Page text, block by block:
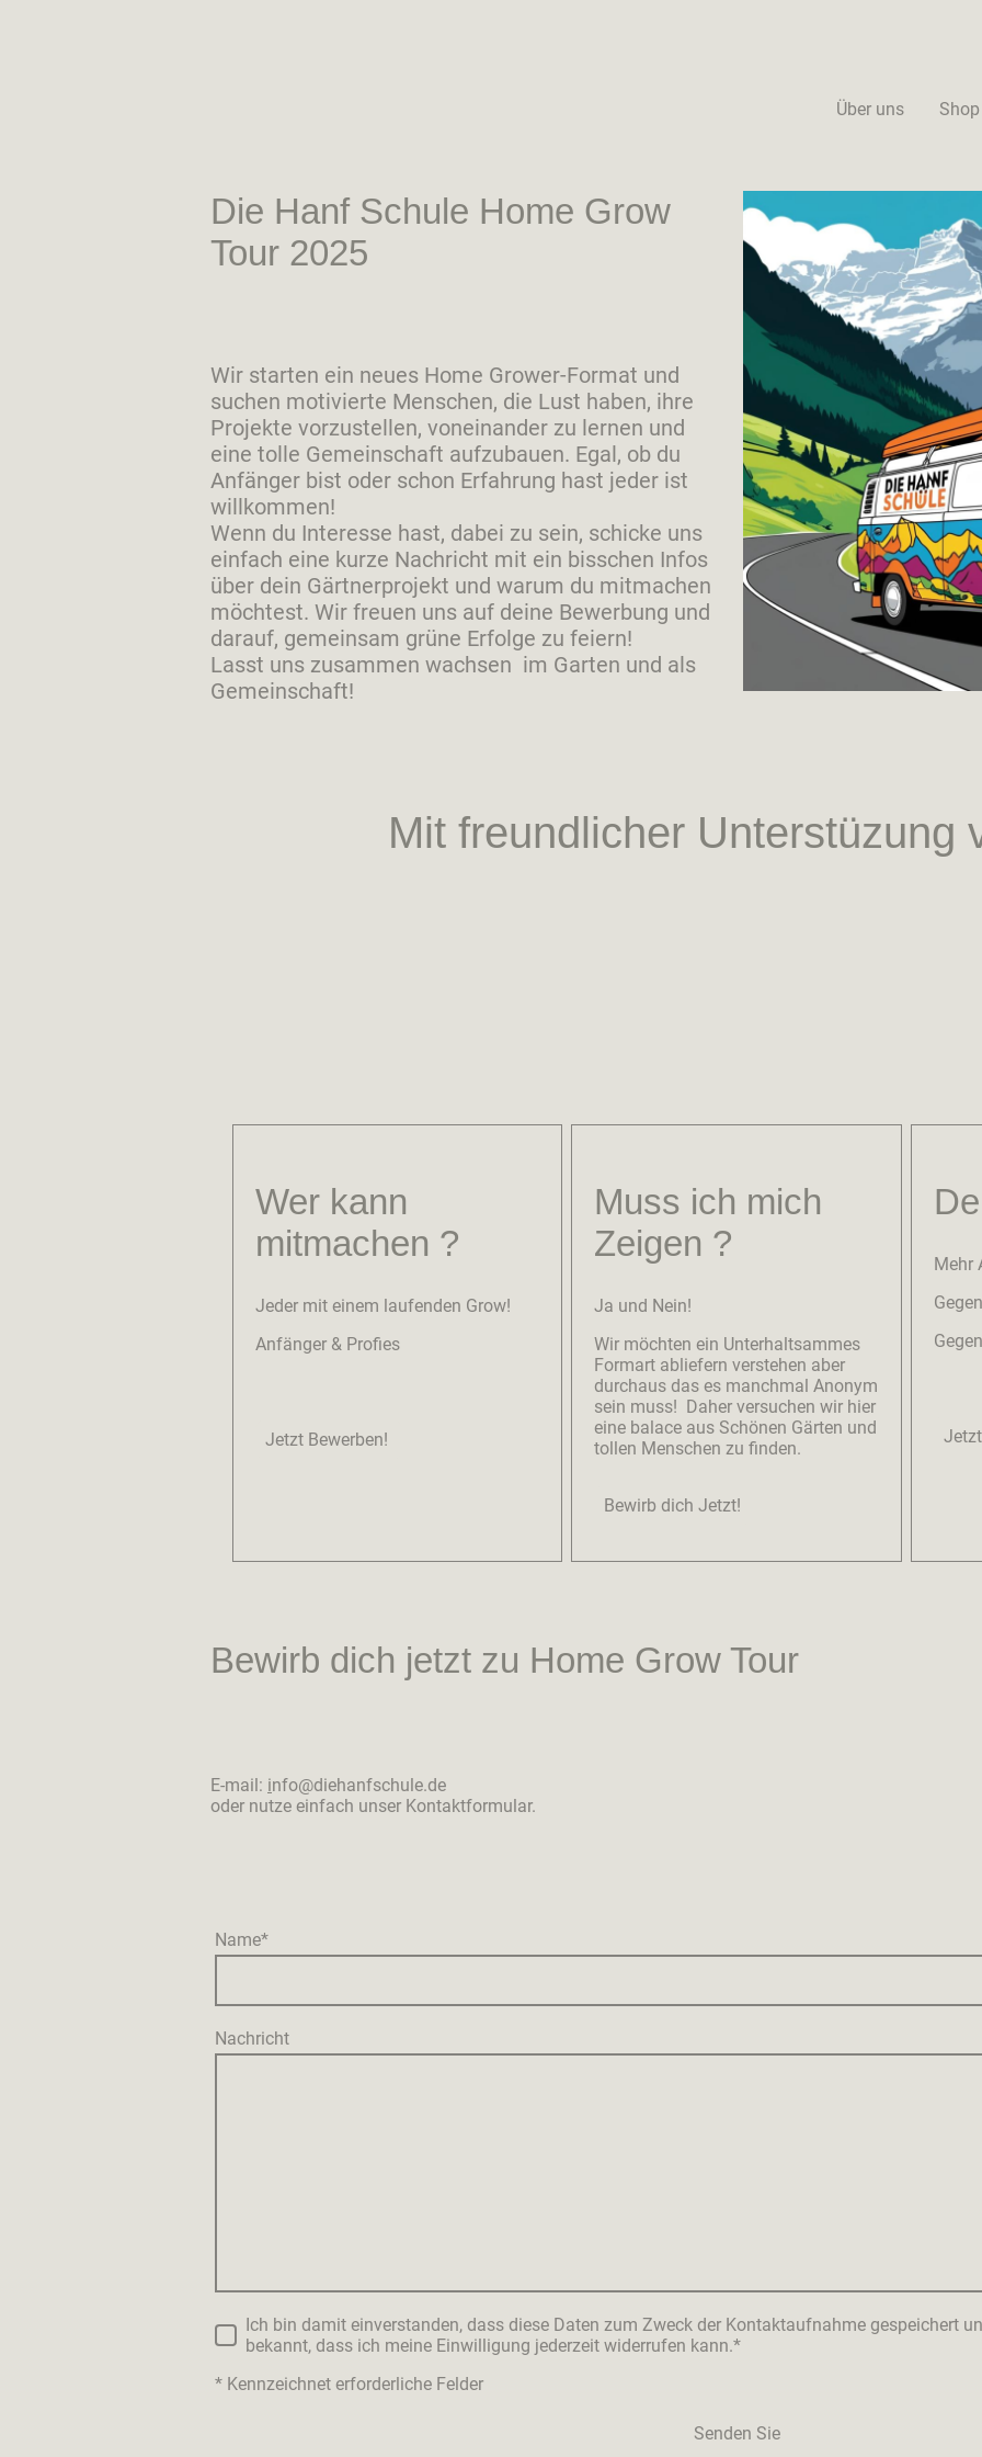
Über uns Shop
Die Hanf Schule Home Grow
Tour 2025
Wir starten ein neues Home Grower-Format und
suchen motivierte Menschen, die Lust haben, ihre
Projekte vorzustellen, voneinander zu lernen und
eine tolle Gemeinschaft aufzubauen. Egal, ob du
Anfänger bist oder schon Erfahrung hast jeder ist
willkommen!
Wenn du Interesse hast, dabei zu sein, schicke uns
einfach eine kurze Nachricht mit ein bisschen Infos
über dein Gärtnerprojekt und warum du mitmachen
möchtest. Wir freuen uns auf deine Bewerbung und
darauf, gemeinsam grüne Erfolge zu feiern!
Lasst uns zusammen wachsen im Garten und als
Gemeinschaft!
Mit freundlicher Unterstüzung
Wer kann
mitmachen ?
Jeder mit einem laufenden Grow!
Anfänger & Profies
Jetzt Bewerben!
Muss ich mich
Zeigen ?
Ja und Nein!
Wir möchten ein Unterhaltsammes
Formart abliefern verstehen aber
durchaus das es manchmal Anonym
sein muss! Daher versuchen wir hier
eine balace aus Schönen Gärten und
tollen Menschen zu finden.
Bewirb dich Jetzt!
Mehr
Bewirb dich jetzt zu Home Grow Tour
E-mail: info@diehanfschule.de
oder nutze einfach unser Kontaktformular.
Name*
Nachricht
Ich bin damit einverstanden, dass diese Daten zum Zweck der Kontaktaufnahme gespeichert
bekannt, dass ich meine Einwilligung jederzeit widerrufen kann.*
* Kennzeichnet erforderliche Felder
Senden Sie